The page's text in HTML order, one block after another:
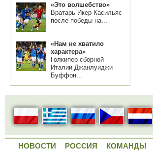
«Это волшебство»
Вратарь Икер Касильяс
после победы на...
«Нам не хватило
характера»
Голкипер сборной
Италии Джанлуиджи
Буффон...
НОВОСТИ РОССИЯ КОМАНДЫ